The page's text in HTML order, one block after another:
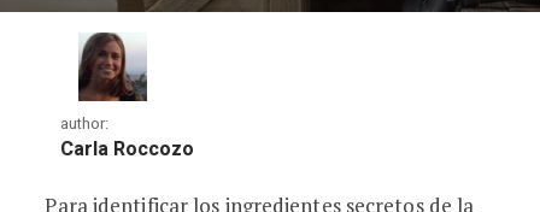
author:
Carla Roccozo
Para identificar los ingredientes secretos de la